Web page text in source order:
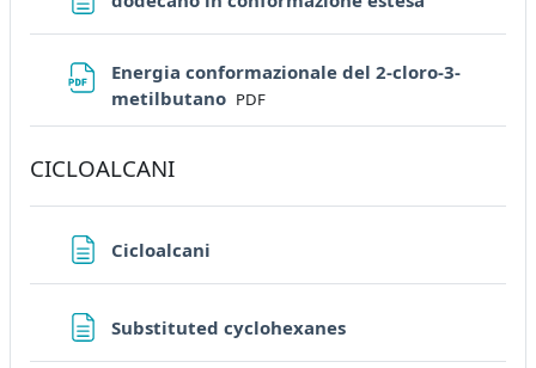
Energia conformazionale del 2-cloro-3-
metilbutano File
PDF
CICLOALCANI
Cicloalcani
Substituted cyclohexanesPage